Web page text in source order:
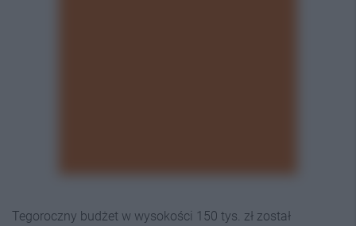
Tegoroczny budżet w wysokości 150 tys. zł został